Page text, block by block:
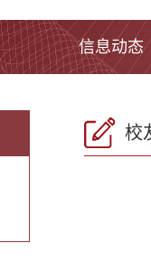
信息动态
校